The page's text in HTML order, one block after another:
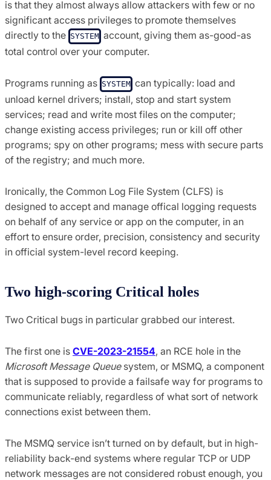
is that they almost always allow attackers with few or no
significant access privileges to promote themselves
directly to the SYSTEM account, giving them as-good-as
total control over your computer.
Programs running as SYSTEM can typically: load and
unload kernel drivers; install, stop and start system
services; read and write most files on the computer;
change existing access privileges; run or kill off other
programs; spy on other programs; mess with secure parts
of the registry; and much more.
Ironically, the Common Log File System (CLFS) is
designed to accept and manage offical logging requests
on behalf of any service or app on the computer, in an
effort to ensure order, precision, consistency and security
in official system-level record keeping.
Two high-scoring Critical holes
Two Critical bugs in particular grabbed our interest.
The first one is CVE-2023-21554, an RCE hole in the
Microsoft Message Queuesystem, or MSMQ, a component
that is supposed to provide a failsafe way for programs to
communicate reliably, regardless of what sort of network
connections exist between them.
The MSMQ service isn’t turned on by default, but in high-
reliability back-end systems where regular TCP or UDP
network messages are not considered robust enough, you